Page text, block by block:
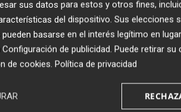
por la salida de capitales de las
el mercado descontaba un efecto
por la banca, dado que los
a pesar de las bajadas de tipos
sus datos para estos y otros fines,
del dispositivo. Sus elecciones
basarse en el interés legítimo en
Configuración de publicidad. Puede retirar
de cookies. Política de privacidad